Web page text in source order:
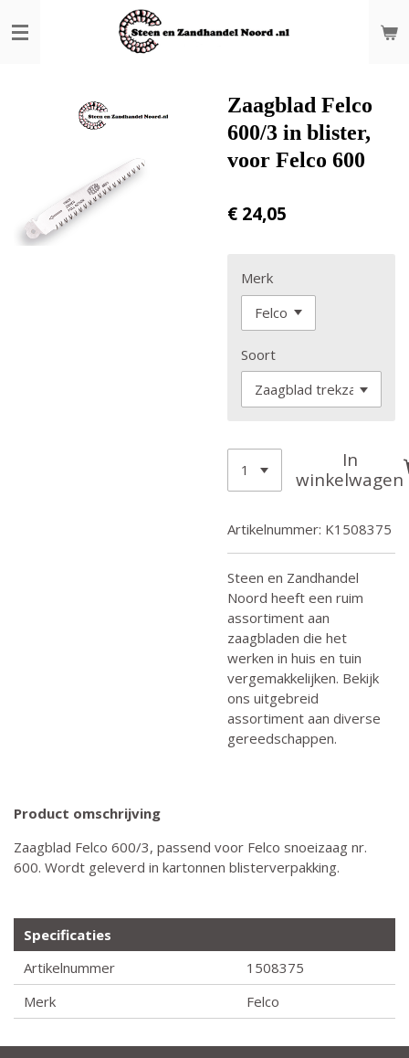
direct
Zaagblad Felco
600/3 in blister,
voor Felco 600
€ 24,05
Merk
Soort
In
winkelwagen
Artikelnummer: K1508375
Steen en Zandhandel
Noord heeft een ruim
assortiment aan
zaagbladen die het
werken in huis en tuin
vergemakkelijken. Bekijk
ons uitgebreid
assortiment aan diverse
gereedschappen.
Product omschrijving
Zaagblad Felco 600/3, passend voor Felco snoeizaag nr.
600. Wordt geleverd in kartonnen blisterverpakking.
Specificaties
Artikelnummer
1508375
Merk
Felco